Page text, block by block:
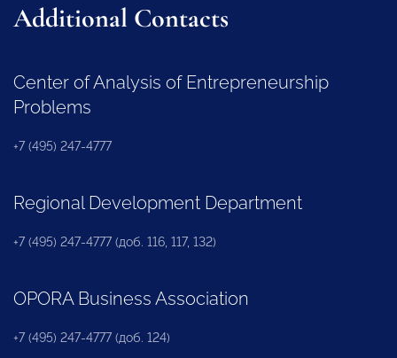
Additional Contacts
Center of Analysis of Entrepreneurship
Problems
+7 (495) 247-4777
Regional Development Department
+7 (495) 247-4777 (доб. 116, 117, 132)
OPORA Business Association
+7 (495) 247-4777 (доб. 124)